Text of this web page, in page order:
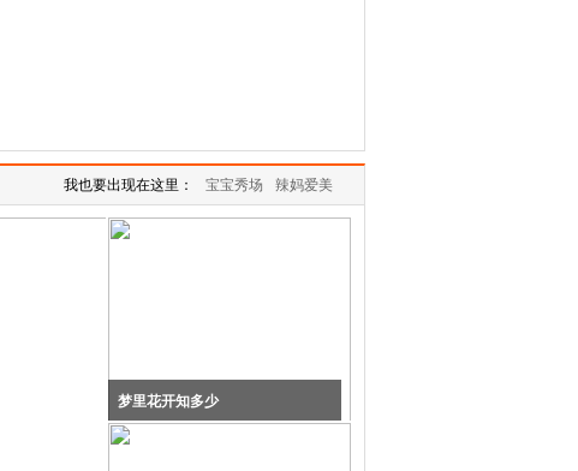
我也要出现在这里： 宝宝秀场 辣妈爱美
梦里花开知多少